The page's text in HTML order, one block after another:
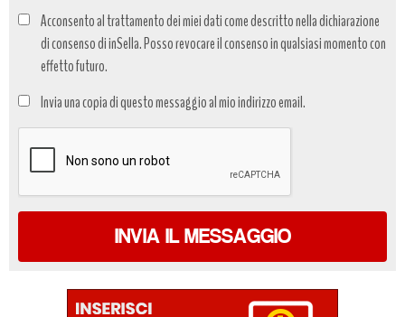
Acconsento al trattamento dei miei dati come descritto nella dichiarazione
di consenso di inSella. Posso revocare il consenso in qualsiasi momento con
effetto futuro.
dati
*
Invia una copia di questo messaggio al mio indirizzo email.
INVIA IL MESSAGGIO